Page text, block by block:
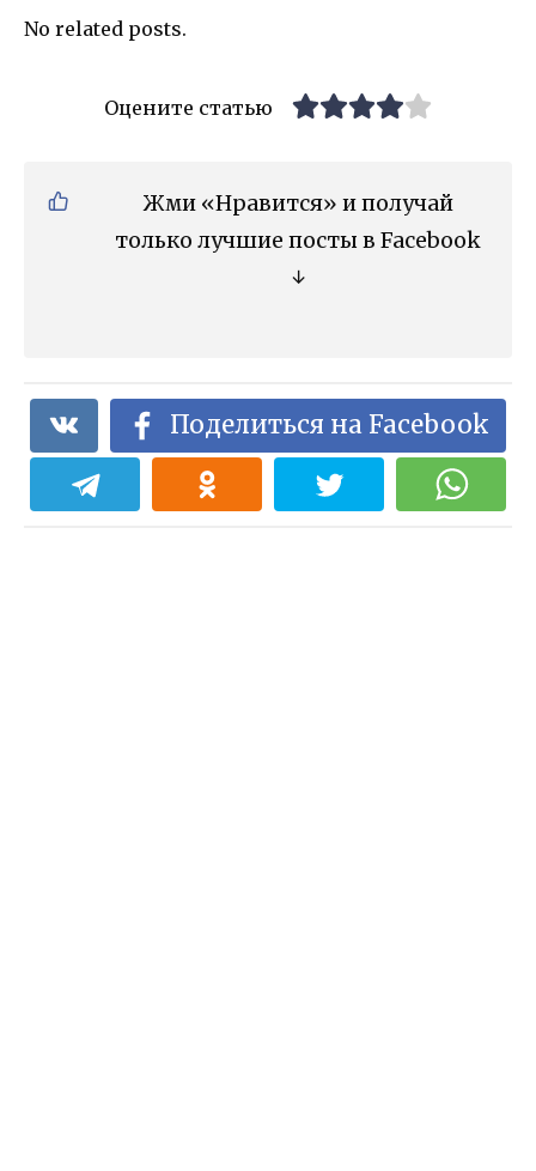
No related posts.
Оцените статью
Жми «Нравится» и получай
только лучшие посты в Facebook
↓
Поделиться на Facebook